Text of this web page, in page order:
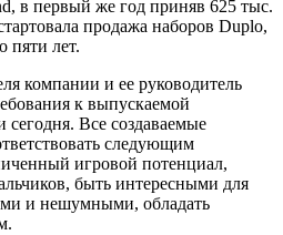
в первый же год приняв 625 тыс.
продажа наборов Duplo,
пяти лет.
компании и ее руководитель
к выпускаемой
Все создаваемые
следующим
игровой потенциал,
быть интересными для
и нешумными, обладать